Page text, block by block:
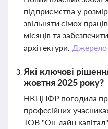
підприємства у
звільняти сімох
місяців та
архітектури. Джерело
Які ключові
жовтня 2025 року?
НКЦПФР погодила
професійних
ТОВ "Он-лайн